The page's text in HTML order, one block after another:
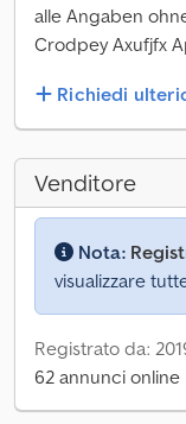
alle Angaben
Crodpey Axufjfx
Richiedi
Venditore
Nota:
visualizzare
Registrato da:
62 annunci online